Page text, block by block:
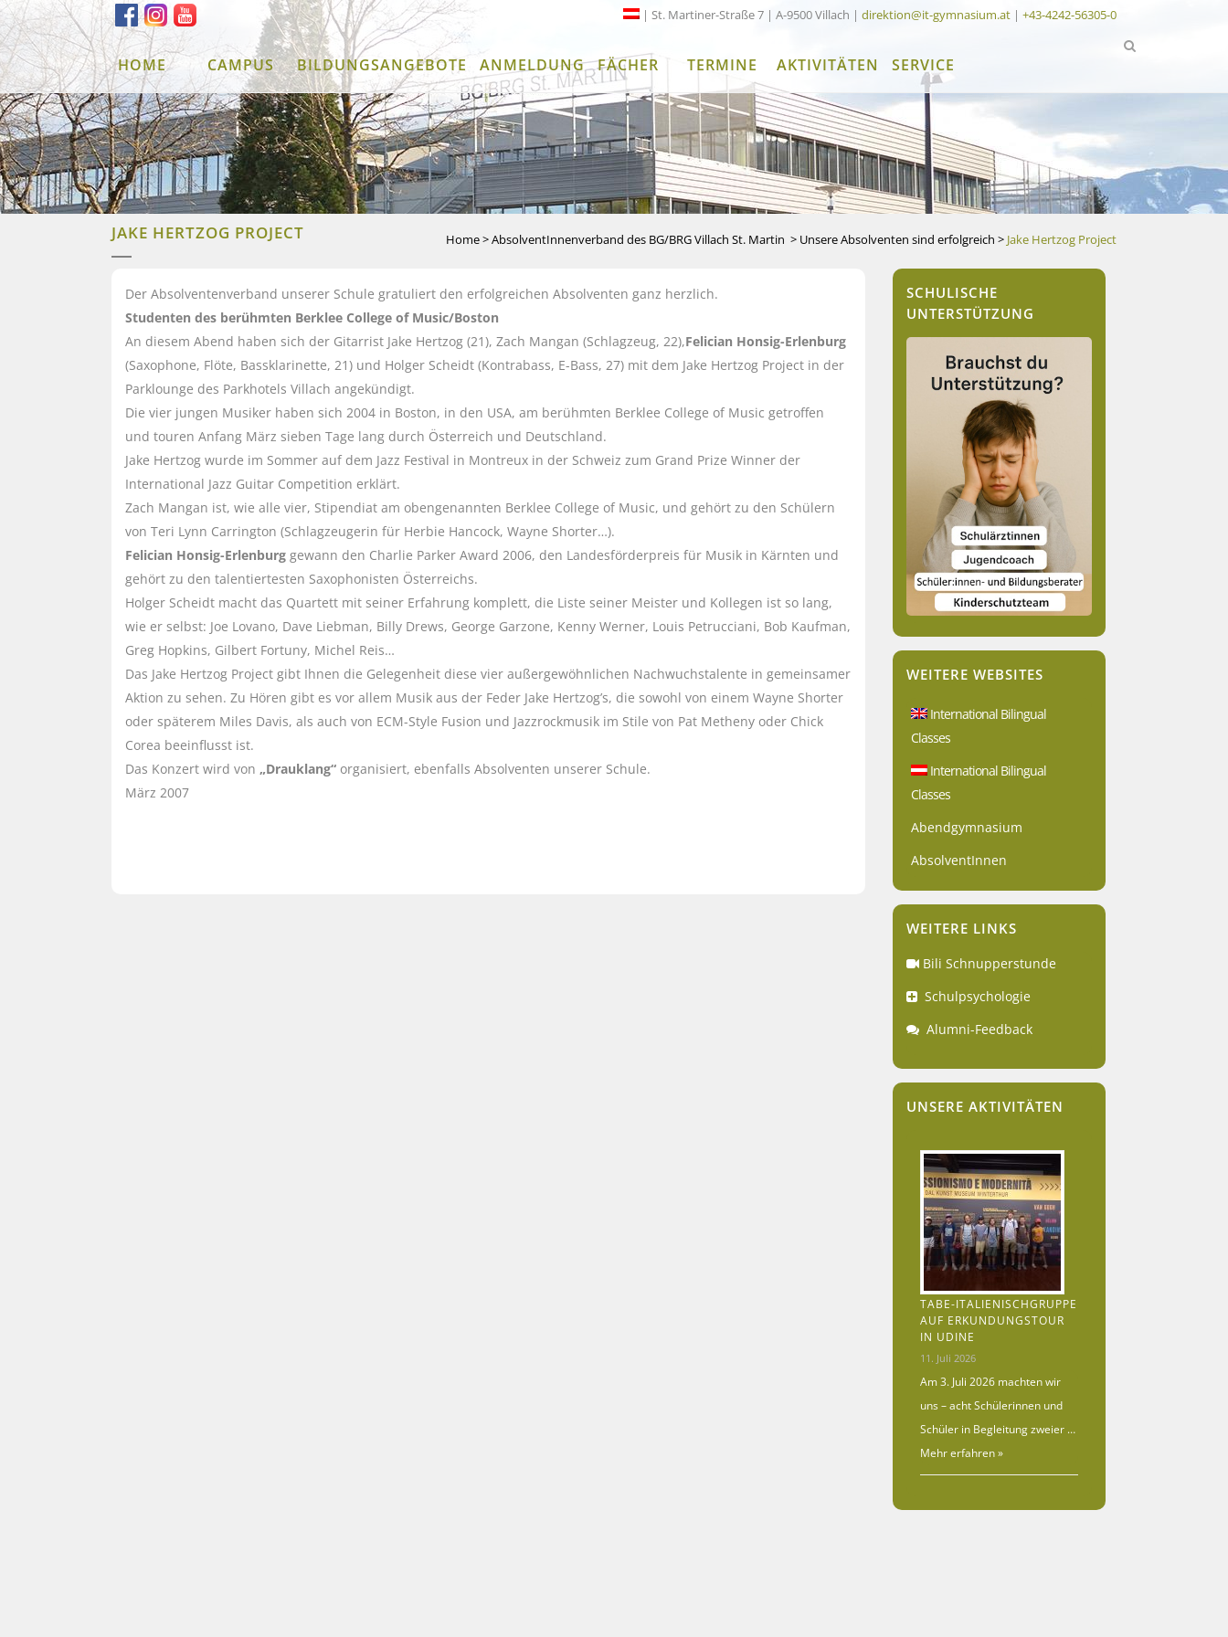
| St. Martiner-Straße 7 | A-9500 Villach | direktion@it-gymnasium.at | +43-4242-56305-0
HOME CAMPUS BILDUNGSANGEBOTE ANMELDUNG FÄCHER TERMINE AKTIVITÄTEN SERVICE
JAKE HERTZOG PROJECT Home>AbsolventInnenverband des BG/BRG Villach St. Martin > Unsere Absolventen sind erfolgreich > Jake Hertzog Project
Der Absolventenverband unserer Schule gratuliert den erfolgreichen Absolventen ganz herzlich.
Studenten des berühmten Berklee College of Music/Boston
An diesem Abend haben sich der Gitarrist Jake Hertzog (21), Zach Mangan (Schlagzeug, 22),Felician Honsig-Erlenburg
(Saxophone, Flöte, Bassklarinette, 21) und Holger Scheidt (Kontrabass, E-Bass, 27) mit dem Jake Hertzog Project in der
Parklounge des Parkhotels Villach angekündigt.
Die vier jungen Musiker haben sich 2004 in Boston, in den USA, am berühmten Berklee College of Music getroffen
und touren Anfang März sieben Tage lang durch Österreich und Deutschland.
Jake Hertzog wurde im Sommer auf dem Jazz Festival in Montreux in der Schweiz zum Grand Prize Winner der
International Jazz Guitar Competition erklärt.
Zach Mangan ist, wie alle vier, Stipendiat am obengenannten Berklee College of Music, und gehört zu den Schülern
von Teri Lynn Carrington (Schlagzeugerin für Herbie Hancock, Wayne Shorter…).
Felician Honsig-Erlenburg gewann den Charlie Parker Award 2006, den Landesförderpreis für Musik in Kärnten und
gehört zu den talentiertesten Saxophonisten Österreichs.
Holger Scheidt macht das Quartett mit seiner Erfahrung komplett, die Liste seiner Meister und Kollegen ist so lang,
wie er selbst: Joe Lovano, Dave Liebman, Billy Drews, George Garzone, Kenny Werner, Louis Petrucciani, Bob Kaufman,
Greg Hopkins, Gilbert Fortuny, Michel Reis…
Das Jake Hertzog Project gibt Ihnen die Gelegenheit diese vier außergewöhnlichen Nachwuchstalente in gemeinsamer
Aktion zu sehen. Zu Hören gibt es vor allem Musik aus der Feder Jake Hertzog’s, die sowohl von einem Wayne Shorter
oder späterem Miles Davis, als auch von ECM-Style Fusion und Jazzrockmusik im Stile von Pat Metheny oder Chick
Corea beeinflusst ist.
Das Konzert wird von „Drauklang“ organisiert, ebenfalls Absolventen unserer Schule.
März 2007
SCHULISCHE
UNTERSTÜTZUNG
WEITERE WEBSITES
International Bilingual
Classes
International Bilingual
Classes
Abendgymnasium
AbsolventInnen
WEITERE LINKS
Bili Schnupperstunde
Schulpsychologie
Alumni-Feedback
UNSERE AKTIVITÄTEN
TABE-ITALIENISCHGRUPPE
AUF ERKUNDUNGSTOUR
IN UDINE
11. Juli 2026
Am 3. Juli 2026 machten wir
uns – acht Schülerinnen und
Schüler in Begleitung zweier …
Mehr erfahren »